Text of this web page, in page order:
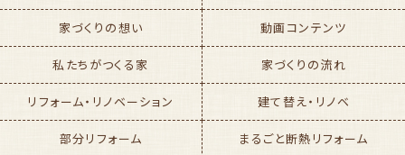
家づくりの想い 動画コンテンツ
私たちがつくる家 家づくりの流れ
リフォーム・リノベーション 建て替え・リノベ
部分リフォーム まるごと断熱リフォーム